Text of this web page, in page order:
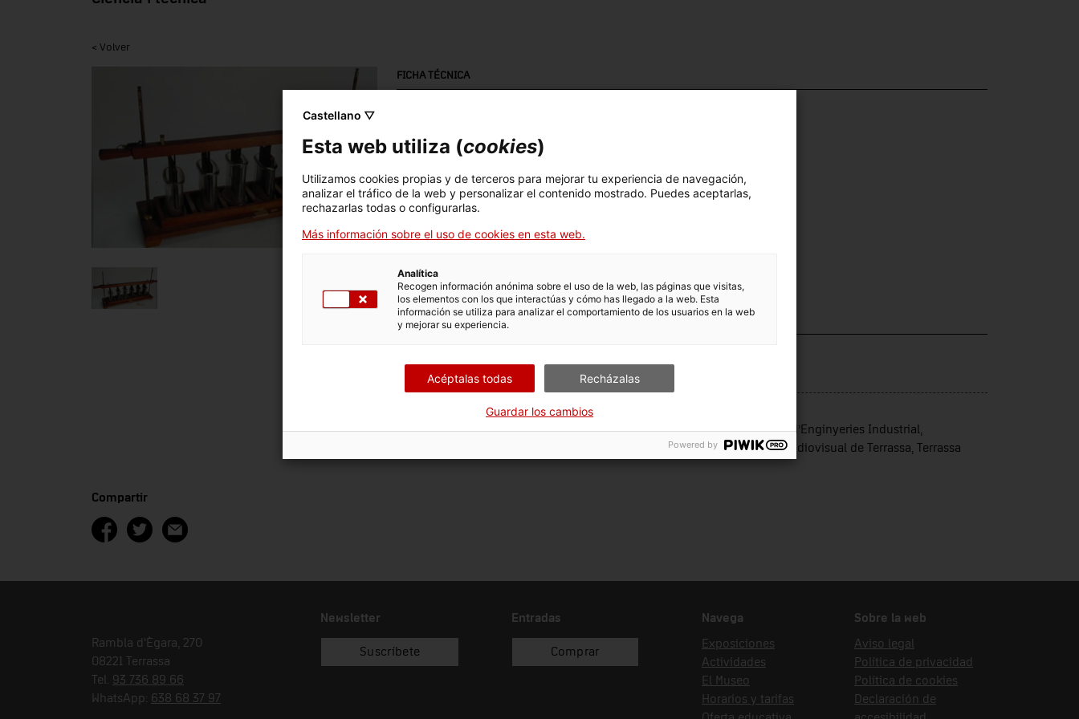
< Volver
FICHA TÉCNICA
3135
Dimensions: 49 x 75 x
Técnica
DATOS DEL MUSEO
Ciència i tècnica
01/01/1985
Forma de ingreso
donació
Escola Superior d’Enginyeries Industrial,
Aeroespacial i Audiovisual de Terrassa, Terrassa
Compartir
Rambla d'Ègara, 270
08221 Terrassa
Tel. 93 736 89 66
WhatsApp: 638 68 37 97
Newsletter
Suscríbete
Entradas
Comprar
Navega
Exposiciones
Actividades
El Museo
Horarios y tarifas
Sobre la web
Aviso legal
Política de privacidad
Política de cookies
Declaración de
Castellano ▽
Esta web utiliza (cookies)
Utilizamos cookies propias y de terceros para mejorar tu experiencia de navegación,
analizar el tráfico de la web y personalizar el contenido mostrado. Puedes aceptarlas,
rechazarlas todas o configurarlas.
Más información sobre el uso de cookies en esta web.
Analítica
Recogen información anónima sobre el uso de la web, las páginas que visitas,
los elementos con los que interactúas y cómo has llegado a la web. Esta
información se utiliza para analizar el comportamiento de los usuarios en la web
y mejorar su experiencia.
Acéptalas todas Recházalas
Guardar los cambios
Powered by